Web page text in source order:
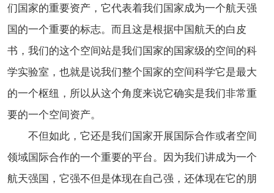
们国家的重要资产，它代表着我们国家成为一个航天强
国的一个重要的标志。而且这是根据中国航天的白皮
书，我们的这个空间站是我们国家的国家级的空间的科
学实验室，也就是说我们整个国家的空间科学它是最大
的一个枢纽，所以从这个角度来说它确实是我们非常重
要的一个空间资产。
不但如此，它还是我们国家开展国际合作或者空间
领域国际合作的一个重要的平台。因为我们讲成为一个
航天强国，它强不但是体现在自己强，还体现在它的朋